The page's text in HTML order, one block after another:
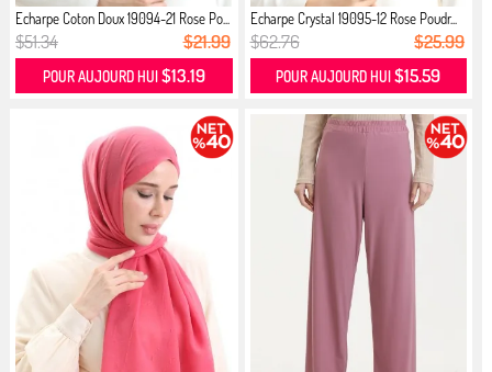
Echarpe Coton Doux 19094-21 Rose Po...
$51.34 $21.99
POUR AUJOURD HUI $13.19
Echarpe Crystal 19095-12 Rose Poudr...
$62.76 $25.99
POUR AUJOURD HUI$15.59